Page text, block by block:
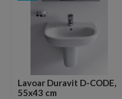
Lavoar Duravit D-CODE,
55x43 cm